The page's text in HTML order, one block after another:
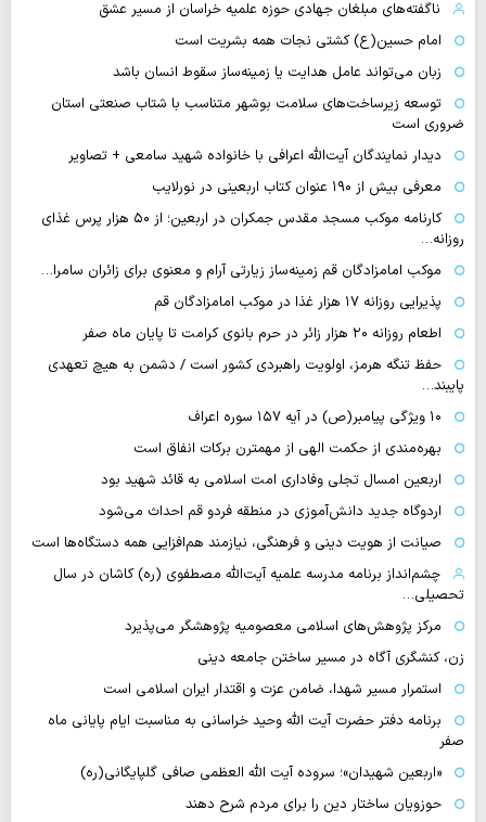
ناگفته‌های مبلغان جهادی حوزه علمیه خراسان از مسیر عشق
امام حسین(ع) کشتی نجات همه بشریت است
زبان می‌تواند عامل هدایت یا زمینه‌ساز سقوط انسان باشد
توسعه زیرساخت‌های سلامت بوشهر متناسب با شتاب صنعتی استان
ضروری است
دیدار نمایندگان آیت‌الله اعرافی با خانواده شهید سامعی + تصاویر
معرفی بیش از ۱۹۰ عنوان کتاب اربعینی در نورلایب
کارنامه موکب مسجد مقدس جمکران در اربعین؛ از ۵۰ هزار پرس غذای
روزانه…
موکب امامزادگان قم زمینه‌ساز زیارتی آرام و معنوی برای زائران سامرا…
پذیرایی روزانه ۱۷ هزار غذا در موکب امامزادگان قم
اطعام روزانه ۲۰ هزار زائر در حرم بانوی کرامت تا پایان ماه صفر
حفظ تنگه هرمز، اولویت راهبردی کشور است / دشمن به هیچ تعهدی
پایبند…
۱۰ ویژگی پیامبر(ص) در آیه ۱۵۷ سوره اعراف
بهره‌مندی از حکمت الهی از مهمترن برکات انفاق است
اربعین امسال تجلی وفاداری امت اسلامی به قائد شهید بود
اردوگاه جدید دانش‌آموزی در منطقه فردو قم احداث می‌شود
صیانت از هویت دینی و فرهنگی، نیازمند هم‌افزایی همه دستگاه‌ها است
چشم‌انداز برنامه مدرسه علمیه آیت‌الله مصطفوی (ره) کاشان در سال
تحصیلی…
مرکز پژوهش‌های اسلامی معصومیه پژوهشگر می‌پذیرد
زن، کنشگری آگاه در مسیر ساختن جامعه دینی
استمرار مسیر شهدا، ضامن عزت و اقتدار ایران اسلامی است
برنامه دفتر حضرت آیت الله وحید خراسانی به مناسبت ایام پایانی ماه
صفر
«اربعین شهیدان»؛ سروده آیت الله العظمی صافی گلپایگانی(ره)
حوزویان ساختار دین را برای مردم شرح دهند